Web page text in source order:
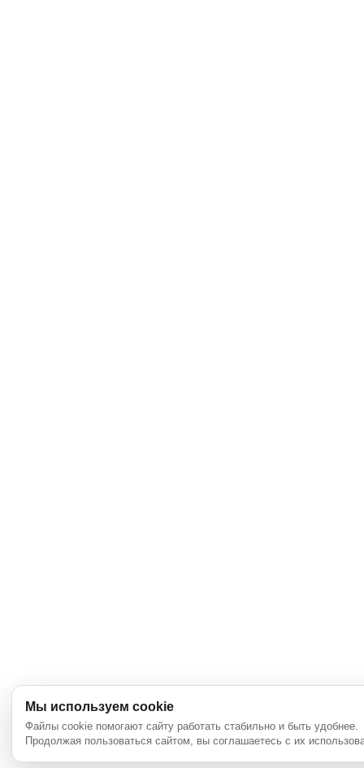
Мы используем cookie
Файлы cookie помогают сайту работать стабильно и быть удобнее.
Продолжая пользоваться сайтом, вы соглашаетесь с их